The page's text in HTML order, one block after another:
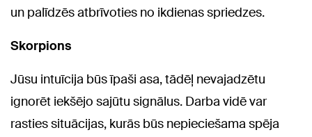
un palīdzēs atbrīvoties no ikdienas spriedzes.
Skorpions
Jūsu intuīcija būs īpaši asa, tādēļ nevajadzētu
ignorēt iekšējo sajūtu signālus. Darba vidē var
rasties situācijas, kurās būs nepieciešama spēja